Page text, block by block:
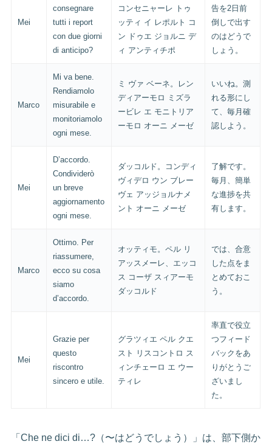
Mei
consegnare
tutti i report
con due giorni
di anticipo?
コンセニャーレ トゥ
ッティ イ レポルト コ
ン ドゥエ ジョルニ デ
ィ アンティチポ
告を2日前
倒しで出す
のはどうで
しょう。
Marco
Mi va bene.
Rendiamolo
misurabile e
monitoriamolo
ogni mese.
ミ ヴァ ベーネ。レン
ディアーモロ ミズラ
ービレ エ モニトリア
ーモロ オーニ メーゼ
いいね。測
れる形にし
て、毎月確
認しよう。
Mei
D’accordo.
Condividerò
un breve
aggiornamento
ogni mese.
ダッコルド。コンディ
ヴィデロ ウン ブレー
ヴェ アッジョルナメ
ント オーニ メーゼ
了解です。
毎月、簡単
な進捗を共
有します。
Marco
Ottimo. Per
riassumere,
ecco su cosa
siamo
d’accordo.
オッティモ。ペル リ
アッスメーレ、エッコ
ス コーザ スィアーモ
ダッコルド
では、合意
した点をま
とめておこ
う。
Mei
Grazie per
questo
riscontro
sincero e utile.
グラツィエ ペル クエ
スト リスコントロ ス
ィンチェーロ エ ウー
ティレ
率直で役立
つフィード
バックをあ
りがとうご
ざいまし
た。
「Che ne dici di…?（〜はどうでしょう）」は、部下側か